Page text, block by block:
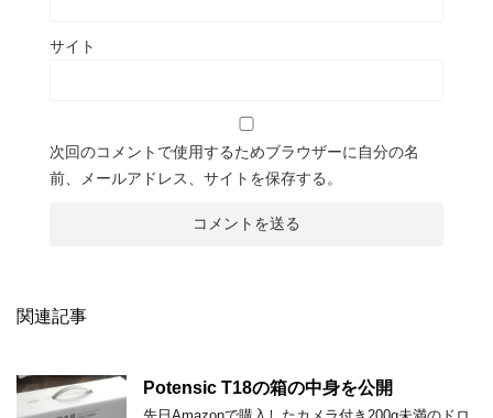
サイト
次回のコメントで使用するためブラウザーに自分の名
前、メールアドレス、サイトを保存する。
関連記事
Potensic T18の箱の中身を公開